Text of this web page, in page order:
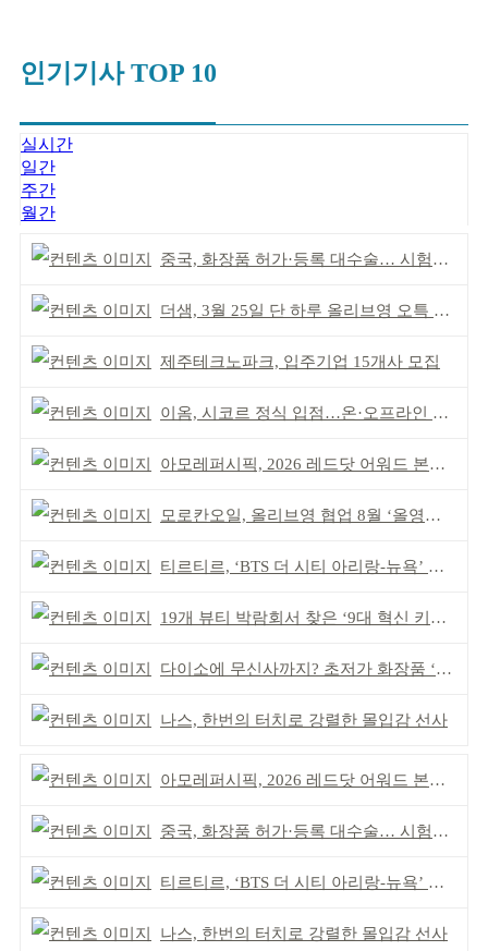
인기기사 TOP 10
실시간
일간
주간
월간
중국, 화장품 허가·등록 대수술… 시험자료 공용 허용
더샘, 3월 25일 단 하루 올리브영 오특 참여
제주테크노파크, 입주기업 15개사 모집
이옴, 시코르 정식 입점…온·오프라인 유통망 확대
아모레퍼시픽, 2026 레드닷 어워드 본상 2개 수상
모로칸오일, 올리브영 협업 8월 ‘올영픽’ 선정
티르티르, ‘BTS 더 시티 아리랑-뉴욕’ 참여
19개 뷰티 박람회서 찾은 ‘9대 혁신 키워드’
다이소에 무신사까지? 초저가 화장품 ‘전성시대’
나스, 한번의 터치로 강렬한 몰입감 선사
아모레퍼시픽, 2026 레드닷 어워드 본상 2개 수상
중국, 화장품 허가·등록 대수술… 시험자료 공용 허용
티르티르, ‘BTS 더 시티 아리랑-뉴욕’ 참여
나스, 한번의 터치로 강렬한 몰입감 선사